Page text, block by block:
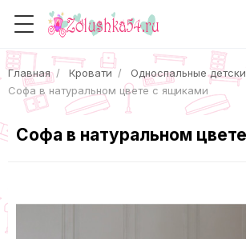
Главная Кровати
Односпальные
Софа в натуральном цвете с ящиками
Софа в натуральном